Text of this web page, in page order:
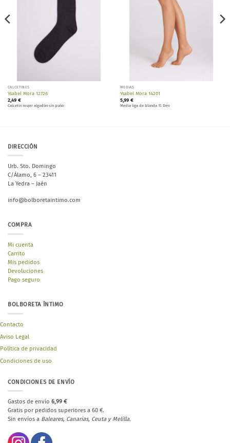
CALCETINES
Ysabel Mora 12726
2,49 €
Calcetín mujer algodón sin puño
MEDIAS
Ysabel Mora 14201
5,99 €
Media liga de blonda 15 Den
DIRECCIÓN
Urb. Sto. Domingo
C/Álamo, 6 – 23411
La Yedra – Jaén
info@bolboretaintimo.com
COMPRA
Mi cuenta
Carrito
Mis pedidos
Devoluciones
Pago seguro
BOLBORETA ÍNTIMO
Contacto
Aviso Legal
Política de privacidad
Condiciones de uso
CONDICIONES DE ENVÍO
Gastos de envío 6,99 €
Gratis por pedidos superiores a 60 €.
Sin envíos a Baleares, Canarias, Ceuta y Melilla.